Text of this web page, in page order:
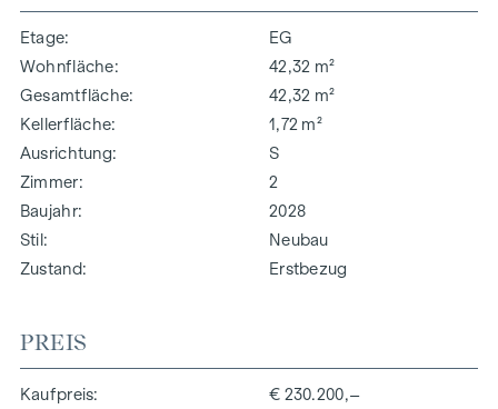
Etage
EG
Wohnfläche
42,32 m²
Gesamtfläche
42,32 m²
Kellerfläche
1,72 m²
Ausrichtung
S
Zimmer
2
Baujahr
2028
Stil
Neubau
Zustand
Erstbezug
PREIS
Kaufpreis € 230.200,–